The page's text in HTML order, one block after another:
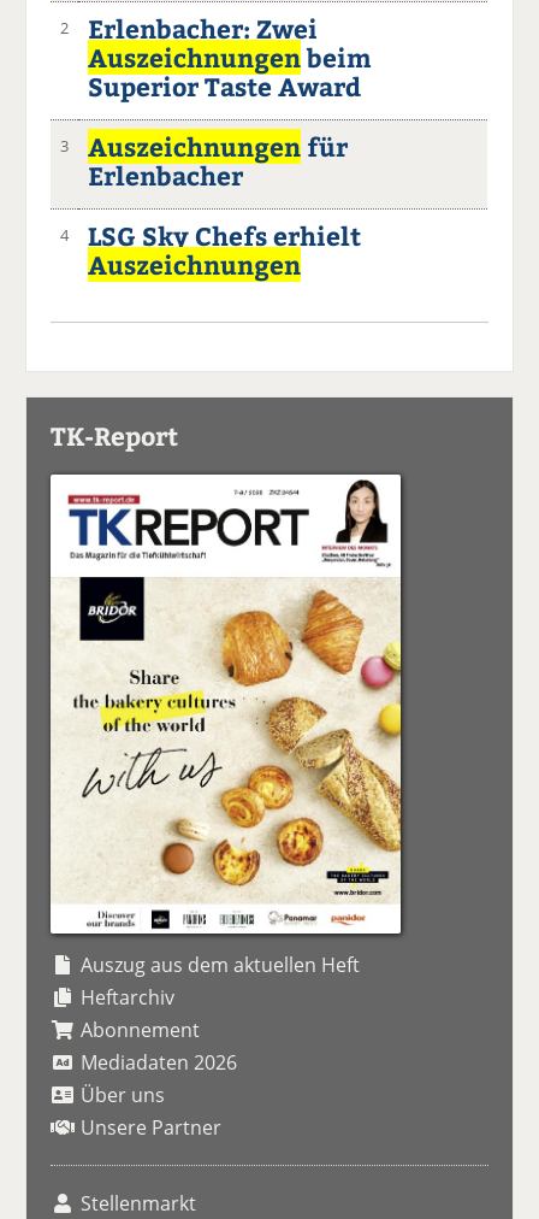
2
Erlenbacher: Zwei
Auszeichnungenbeim
Superior Taste Award
3 Auszeichnungen für
Erlenbacher
4
LSG Sky Chefs erhielt
Auszeichnungen
TK-Report
Auszug aus dem aktuellen Heft
Heftarchiv
Abonnement
Mediadaten 2026
Über uns
Unsere Partner
Stellenmarkt